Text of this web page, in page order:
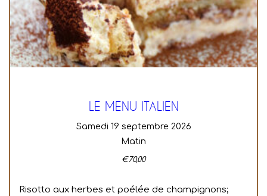
LE MENU ITALIEN
samedi 19 septembre 2026
Matin
€70,00
Risotto aux herbes et poélée de champignons;